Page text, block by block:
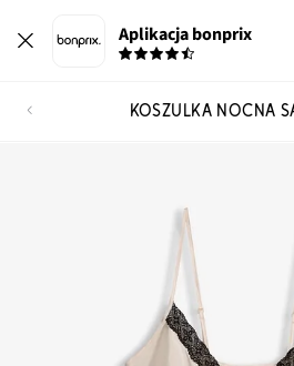
Aplikacja bonprix
KOSZULKA NOCNA